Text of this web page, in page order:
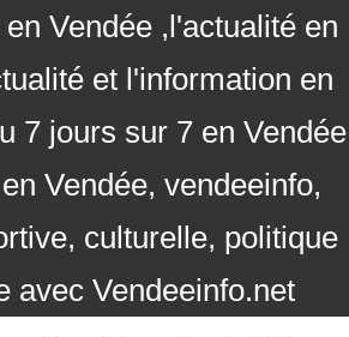
Vendée ,l'actualité en
et l'information en
7 jours sur 7 en Vendée
Vendée, vendeeinfo,
culturelle, politique
avec Vendeeinfo.net